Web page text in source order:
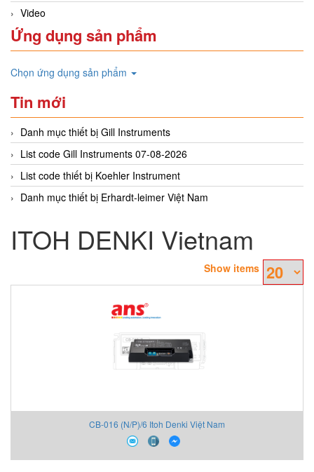
Video
Ứng dụng sản phẩm
Chọn ứng dụng sản phẩm
Tin mới
Danh mục thiết bị Gill Instruments
List code Gill Instruments 07-08-2026
List code thiết bị Koehler Instrument
Danh mục thiết bị Erhardt-leimer Việt Nam
ITOH DENKI Vietnam
Show items
CB-016 (N/P)/6 Itoh Denki Việt Nam